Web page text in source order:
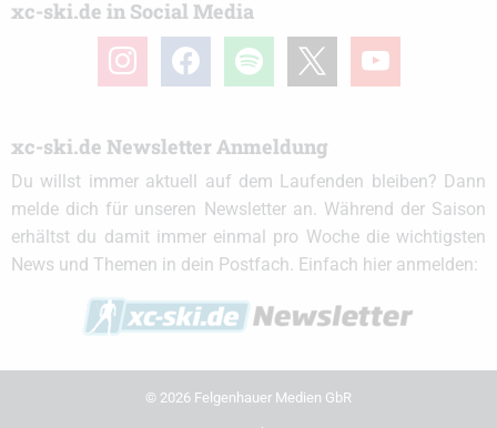
xc-ski.de in Social Media
instagramfacebook spotify youtube
xc-ski.de Newsletter Anmeldung
Du willst immer aktuell auf dem Laufenden bleiben? Dann
melde dich für unseren Newsletter an. Während der Saison
erhältst du damit immer einmal pro Woche die wichtigsten
News und Themen in dein Postfach. Einfach hier anmelden:
© 2026 Felgenhauer Medien GbR